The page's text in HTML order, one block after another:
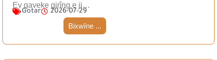
Ev gaveke girîng e ji…
Gotar 2026-07-29
Bixwîne ...